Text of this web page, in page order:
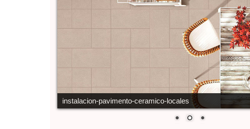
instalacion-pavimento-ceramico-locales